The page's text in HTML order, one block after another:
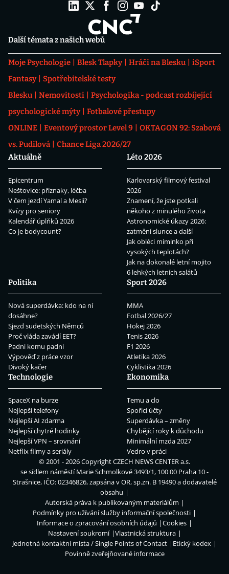
Další témata z našich webů
Moje Psychologie Blesk Tlapky Hráči na Blesku
iSport
Fantasy
Spotřebitelské testy
Blesku
Nemovitosti
Psychologika - podcast rozbíjející
psychologické mýty
Fotbalové přestupy
ONLINE
Eventový prostor Level 9
OKTAGON 92: Szabová
vs. Pudilová
Chance Liga 2026/27
Aktuálně
Epicentrum
Neštovice: příznaky, léčba
V čem jezdí Yamal a Mesii?
Kvízy pro seniory
Kalendář úplňků 2026
Co je bodycount?
Léto 2026
Karlovarský filmový festival
2026
Znamení, že jste potkali
někoho z minulého života
Astronomické úkazy 2026:
zatmění slunce a další
Jak obléci miminko při
vysokých teplotách?
Jak na dokonalé letní mojito
6 lehkých letních salátů
Politika
Nová superdávka: kdo na ní
dosáhne?
Sjezd sudetských Němců
Proč vláda zavádí EET?
Padni komu padni
Výpověď z práce vzor
Divoký kačer
Sport 2026
MMA
Fotbal 2026/27
Hokej 2026
Tenis 2026
F1 2026
Atletika 2026
Cyklistika 2026
Technologie
SpaceX na burze
Nejlepší telefony
Nejlepší AI zdarma
Nejlepší chytré hodinky
Nejlepší VPN – srovnání
Netflix filmy a seriály
Ekonomika
Temu a clo
Spořicí účty
Superdávka – změny
Chybějící roky k důchodu
Minimální mzda 2027
Vedro v práci
© 2001 - 2026 CopyrightCZECH NEWS CENTER a.s.
se sídlem náměstí Marie Schmolkové 3493/1, 100 00 Praha 10 -
Strašnice, IČO: 02346826, zapsána v OR, sp.zn. B 19490 a dodavatelé
obsahu
Autorská práva k publikovaným materiálům
Podmínky pro užívání služby informační společnosti
Informace o zpracování osobních údajů
Cookies
Nastavení soukromí
Vlastnická struktura
Jednotná kontaktní místa / Single Points of Contact
Etický kodex
Povinně zveřejňované informace